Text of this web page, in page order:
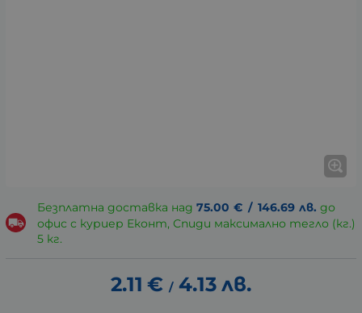
Безплатна доставка над 75.00 € / 146.69 лв. до
офис с куриер Еконт, Спиди максимално тегло (кг.)
5 кг.
2.11 € / 4.13 лв.